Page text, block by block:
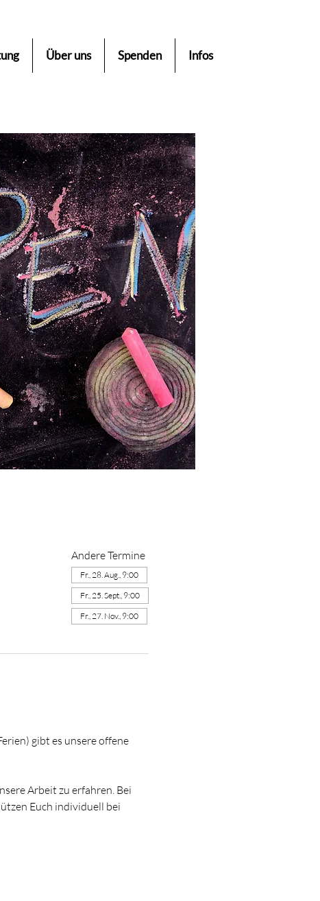
Über uns Spenden Infos
Andere Termine
Fr., 28. Aug., 9:00
Fr., 25. Sept., 9:00
Fr., 27. Nov., 9:00
gibt es unsere offene
Arbeit zu erfahren. Bei
Euch individuell bei